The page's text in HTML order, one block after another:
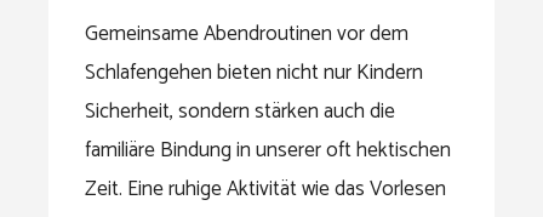
Gemeinsame Abendroutinen vor dem
Schlafengehen bieten nicht nur Kindern
Sicherheit, sondern stärken auch die
familiäre Bindung in unserer oft hektischen
Zeit. Eine ruhige Aktivität wie das Vorlesen